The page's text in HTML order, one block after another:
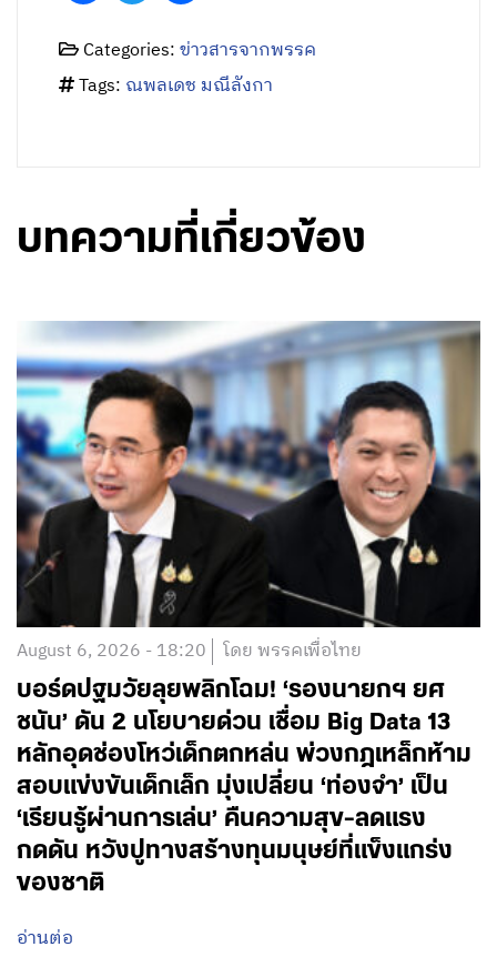
Categories:ข่าวสารจากพรรค
Tags: ณพลเดช มณีลังกา
บทความที่เกี่ยวข้อง
August 6, 2026 - 18:20 โดย พรรคเพื่อไทย
บอร์ดปฐมวัยลุยพลิกโฉม! ‘รองนายกฯ ยศ
ชนัน’ ดัน 2 นโยบายด่วน เชื่อม Big Data 13
หลักอุดช่องโหว่เด็กตกหล่น พ่วงกฎเหล็กห้าม
สอบแข่งขันเด็กเล็ก มุ่งเปลี่ยน ‘ท่องจำ’ เป็น
‘เรียนรู้ผ่านการเล่น’ คืนความสุข-ลดแรง
กดดัน หวังปูทางสร้างทุนมนุษย์ที่แข็งแกร่ง
ของชาติ
อ่านต่อ